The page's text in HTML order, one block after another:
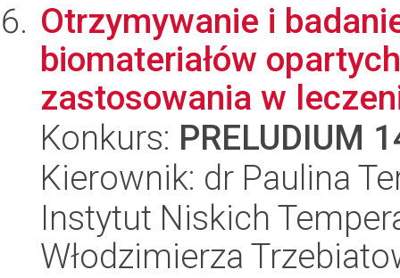
Otrzymywanie i
biomateriałów
zastosowania w
Konkurs: PRELUDIUM
Kierownik: dr Paulina
Instytut Niskich
Włodzimierza